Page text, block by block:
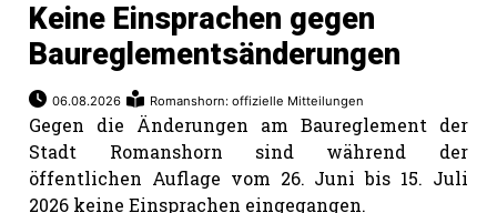
Keine Einsprachen gegen
Baureglementsänderungen
06.08.2026 Romanshorn: offizielle Mitteilungen
Gegen die Änderungen am Baureglement der
Stadt Romanshorn sind während der
öffentlichen Auflage vom 26. Juni bis 15. Juli
2026 keine Einsprachen eingegangen.